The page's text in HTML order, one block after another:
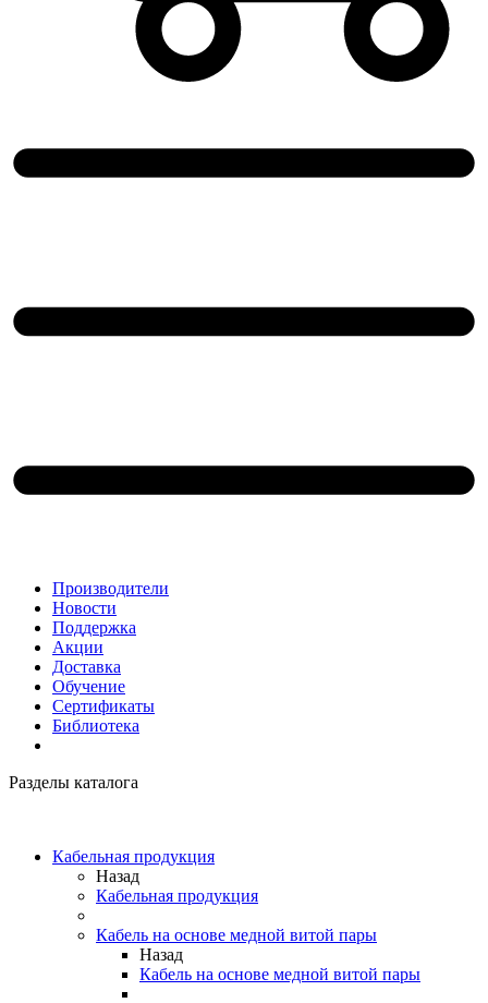
Производители
Новости
Поддержка
Акции
Доставка
Обучение
Сертификаты
Библиотека
Разделы каталога
Кабельная продукция
Назад
Кабельная продукция
Кабель на основе медной витой пары
Назад
Кабель на основе медной витой пары